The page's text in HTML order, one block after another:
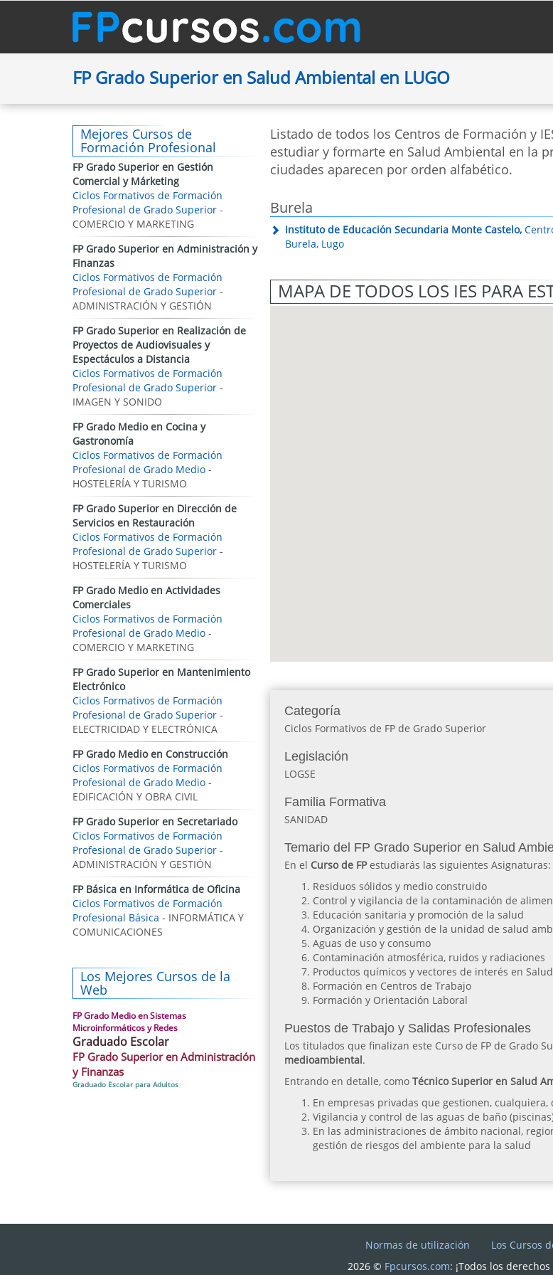
FP Grado Superior en Salud Ambiental en LUGO
Listado de todos los Centros de Formación y
estudiar y formarte en Salud Ambiental en la
ciudades aparecen por orden alfabético.
Burela
Instituto de Educación Secundaria Monte Castelo,
Burela, Lugo
MAPA DE TODOS LOS IES PARA
Categoría
Ciclos Formativos de FP de Grado Superior
Legislación
LOGSE
Familia Formativa
SANIDAD
Temario del FP Grado Superior en Salud
En el Curso de FPestudiarás las siguientes Asignaturas:
Residuos sólidos y medio construido
Control y vigilancia de la contaminación de
Educación sanitaria y promoción de la salud
Organización y gestión de la unidad de salud
Aguas de uso y consumo
Contaminación atmosférica, ruidos y radiaciones
Productos químicos y vectores de interés en
Formación en Centros de Trabajo
Formación y Orientación Laboral
Puestos de Trabajo y Salidas Profesionales
Los titulados que finalizan este Curso de FP de Grado
medioambiental.
Entrando en detalle, como Técnico Superior en Salud
En empresas privadas que gestionen,
Vigilancia y control de las aguas de baño
En las administraciones de ámbito nacional,
gestión de riesgos del ambiente para la salud
Mejores Cursos de
Formación Profesional
FP Grado Superior en Gestión
Comercial y Márketing
Ciclos Formativos de Formación
Profesional de Grado Superior -
COMERCIO Y MARKETING
FP Grado Superior en Administración y
Finanzas
Ciclos Formativos de Formación
Profesional de Grado Superior -
ADMINISTRACIÓN Y GESTIÓN
FP Grado Superior en Realización de
Proyectos de Audiovisuales y
Espectáculos a Distancia
Ciclos Formativos de Formación
Profesional de Grado Superior -
IMAGEN Y SONIDO
FP Grado Medio en Cocina y
Gastronomía
Ciclos Formativos de Formación
Profesional de Grado Medio -
HOSTELERÍA Y TURISMO
FP Grado Superior en Dirección de
Servicios en Restauración
Ciclos Formativos de Formación
Profesional de Grado Superior -
HOSTELERÍA Y TURISMO
FP Grado Medio en Actividades
Comerciales
Ciclos Formativos de Formación
Profesional de Grado Medio -
COMERCIO Y MARKETING
FP Grado Superior en Mantenimiento
Electrónico
Ciclos Formativos de Formación
Profesional de Grado Superior -
ELECTRICIDAD Y ELECTRÓNICA
FP Grado Medio en Construcción
Ciclos Formativos de Formación
Profesional de Grado Medio -
EDIFICACIÓN Y OBRA CIVIL
FP Grado Superior en Secretariado
Ciclos Formativos de Formación
Profesional de Grado Superior -
ADMINISTRACIÓN Y GESTIÓN
FP Básica en Informática de Oficina
Ciclos Formativos de Formación
Profesional Básica - INFORMÁTICA Y
COMUNICACIONES
Los Mejores Cursos de la
Web
FP Grado Medio en Sistemas
Microinformáticos y Redes
Graduado Escolar
FP Grado Superior en Administración
y Finanzas
Graduado Escolar para Adultos
Normas de utilización
Los Cursos
2026 © Fpcursos.com: ¡Todos los